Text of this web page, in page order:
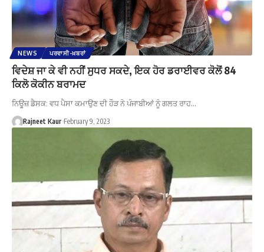
NEWS ਪਰਵਾਸੀ-ਖ਼ਬਰਾਂ
ਵਿਦੇਸ਼ ਜਾ ਕੇ ਵੀ ਨਹੀਂ ਸੁਧਰ ਸਕਦੇ, ਇਕ ਹੋਰ ਡਰਾਈਵਰ ਕੋਲੋਂ 84
ਕਿਲੋ ਕੋਕੀਨ ਬਰਾਮਦ
ਨਿਊਜ਼ ਡੈਸਕ: ਵਧ ਪੈਸਾ ਕਮਾਉਣ ਦੀ ਹੌੜ ਨੇ ਪੰਜਾਬੀਆਂ ਨੂੰ ਗਲਤ ਰਾਹ…
Rajneet Kaur February 9, 2023